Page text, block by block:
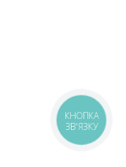
КНОПКА
ЗВ'ЯЗКУ